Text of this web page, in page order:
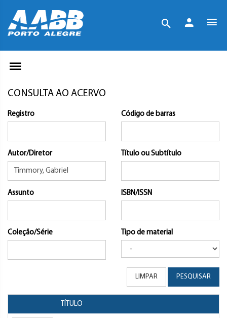
CONSULTA AO ACERVO
Registro Código de barras
Autor/Diretor Título ou Subtítulo
Assunto ISBN/ISSN
Coleção/Série Tipo de material
LIMPAR PESQUISAR
TÍTULO